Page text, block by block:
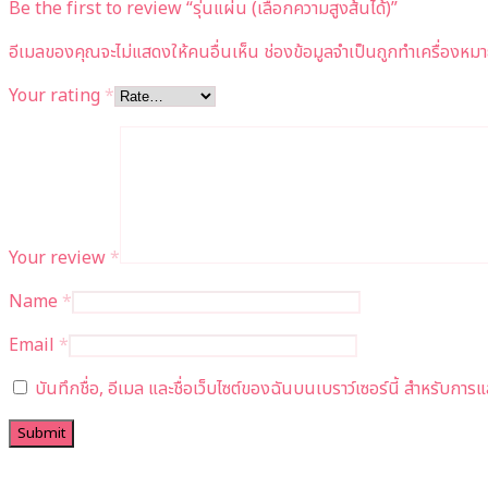
Be the first to review “รุ่นแผ่น (เลือกความสูงส้นได้)”
อีเมลของคุณจะไม่แสดงให้คนอื่นเห็น ช่องข้อมูลจำเป็นถูกทำเครื่องหม
Your rating *
Your review *
Name *
Email *
บันทึกชื่อ, อีเมล และชื่อเว็บไซต์ของฉันบนเบราว์เซอร์นี้ สำหรับการ